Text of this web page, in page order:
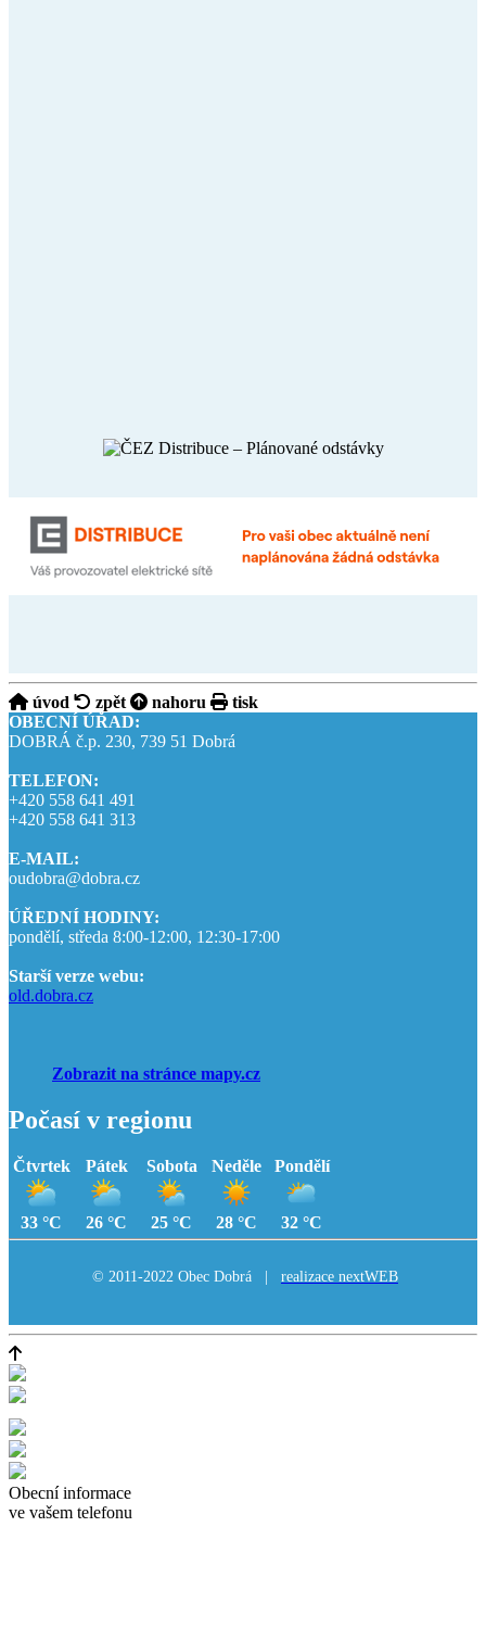
úvod zpět nahoru
tisk
OBECNÍ ÚŘAD:
DOBRÁ č.p. 230, 739 51 Dobrá
TELEFON:
+420 558 641 491
+420 558 641 313
E-MAIL:
oudobra@dobra.cz
ÚŘEDNÍ HODINY:
pondělí, středa 8:00-12:00, 12:30-17:00
Starší verze webu:
old.dobra.cz
Zobrazit na stránce mapy.cz
Počasí v regionu
Čtvrtek
33 °C
Pátek
26 °C
Sobota
25 °C
Neděle
28 °C
Pondělí
32 °C
© 2011-2022 Obec Dobrá | realizace nextWEB
Obecní informace
ve vašem telefonu